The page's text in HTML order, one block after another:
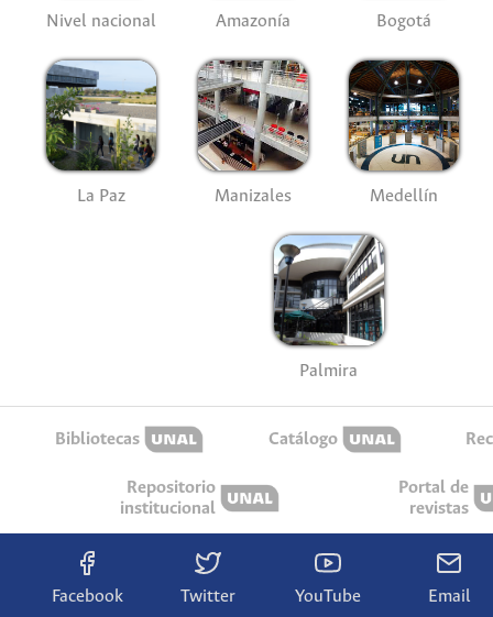
Nivel nacional Amazonía Bogotá
La Paz Manizales Medellín
Palmira
Bibliotecas Catálogo
Repositorio
institucional
Portal de
revistas
Facebook Twitter YouTube Email